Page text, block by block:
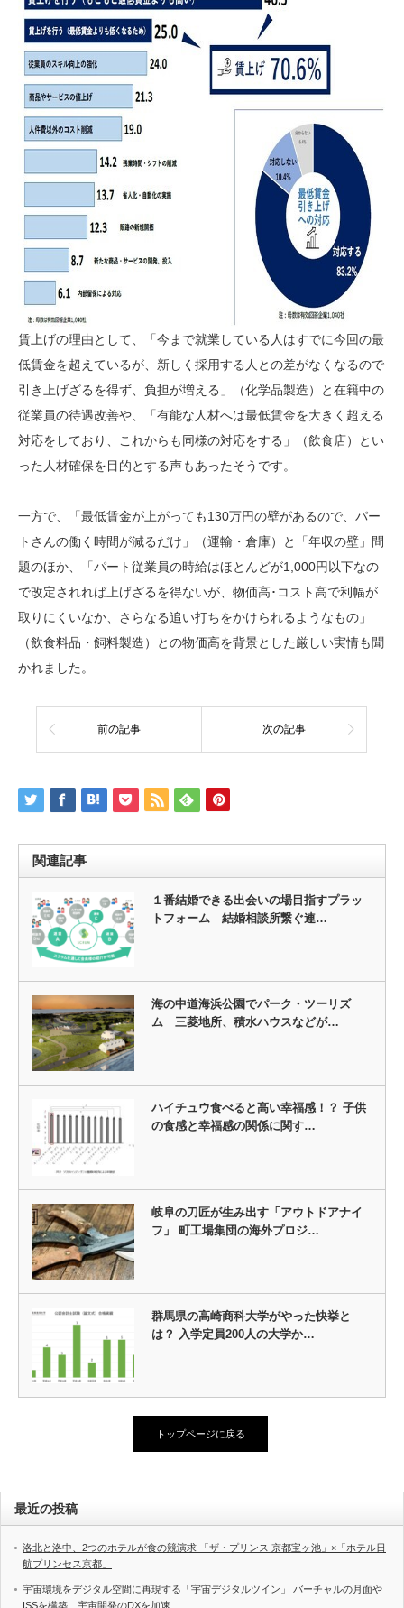
賃上げの理由として、「今まで就業している人はすでに今回の最
低賃金を超えているが、新しく採用する人との差がなくなるので
引き上げざるを得ず、負担が増える」（化学品製造）と在籍中の
従業員の待遇改善や、「有能な人材へは最低賃金を大きく超える
対応をしており、これからも同様の対応をする」（飲食店）とい
った人材確保を目的とする声もあったそうです。
一方で、「最低賃金が上がっても130万円の壁があるので、パー
トさんの働く時間が減るだけ」（運輸・倉庫）と「年収の壁」問
題のほか、「パート従業員の時給はほとんどが1,000円以下なの
で改定されれば上げざるを得ないが、物価高･コスト高で利幅が
取りにくいなか、さらなる追い打ちをかけられるようなもの」
（飲食料品・飼料製造）との物価高を背景とした厳しい実情も聞
かれました。
前の記事 次の記事
関連記事
１番結婚できる出会いの場目指すプラッ
トフォーム 結婚相談所繋ぐ連…
海の中道海浜公園でパーク・ツーリズ
ム 三菱地所、積水ハウスなどが…
ハイチュウ食べると高い幸福感！？ 子供
の食感と幸福感の関係に関す…
岐阜の刀匠が生み出す「アウトドアナイ
フ」 町工場集団の海外プロジ…
群馬県の高崎商科大学がやった快挙と
は？ 入学定員200人の大学か…
トップページに戻る
最近の投稿
洛北と洛中、2つのホテルが食の競演求 「ザ・プリンス 京都宝ヶ池」×「ホテル日
航プリンセス京都」
宇宙環境をデジタル空間に再現する「宇宙デジタルツイン」 バーチャルの月面や
ISSを構築、宇宙開発のDXを加速